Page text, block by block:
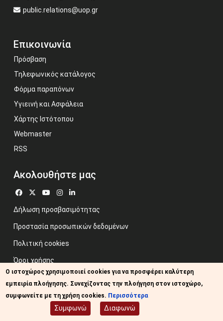
public.relations@uop.gr
Επικοινωνία
Πρόσβαση
Τηλεφωνικός κατάλογος
Φόρμα παραπόνων
Υγιεινή και Ασφάλεια
Χάρτης Ιστότοπου
Webmaster
RSS
Ακολουθήστε μας
Δήλωση προσβασιμότητας
Προστασία προσωπικών δεδομένων
Πολιτική cookies
Όροι χρήσης
Προηγούμενος ιστότοπος
Image credits: Some designed by Freepik
Ο ιστοχώρος χρησιμοποιεί cookies για να προσφέρει καλύτερη
εμπειρία πλοήγησης. Συνεχίζοντας την πλοήγηση στον ιστοχώρο,
συμφωνείτε με τη χρήση cookies. Περισσότερα
Συμφωνώ Διαφωνώ